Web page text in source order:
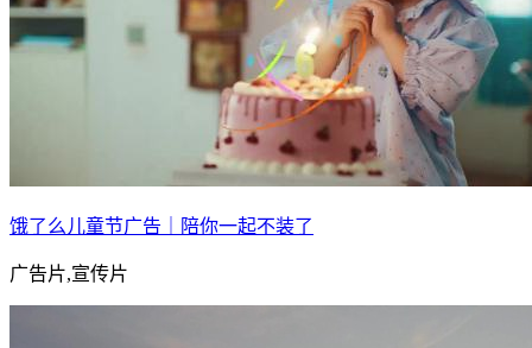
饿了么儿童节广告｜陪你一起不装了
广告片,宣传片